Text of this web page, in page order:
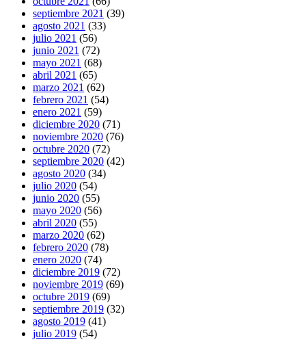
septiembre 2021 (39)
agosto 2021 (33)
julio 2021 (56)
junio 2021 (72)
mayo 2021 (68)
abril 2021 (65)
marzo 2021 (62)
febrero 2021 (54)
enero 2021 (59)
diciembre 2020 (71)
noviembre 2020 (76)
octubre 2020 (72)
septiembre 2020 (42)
agosto 2020 (34)
julio 2020 (54)
junio 2020 (55)
mayo 2020 (56)
abril 2020 (55)
marzo 2020 (62)
febrero 2020 (78)
enero 2020 (74)
diciembre 2019 (72)
noviembre 2019 (69)
octubre 2019 (69)
septiembre 2019 (32)
agosto 2019 (41)
julio 2019 (54)